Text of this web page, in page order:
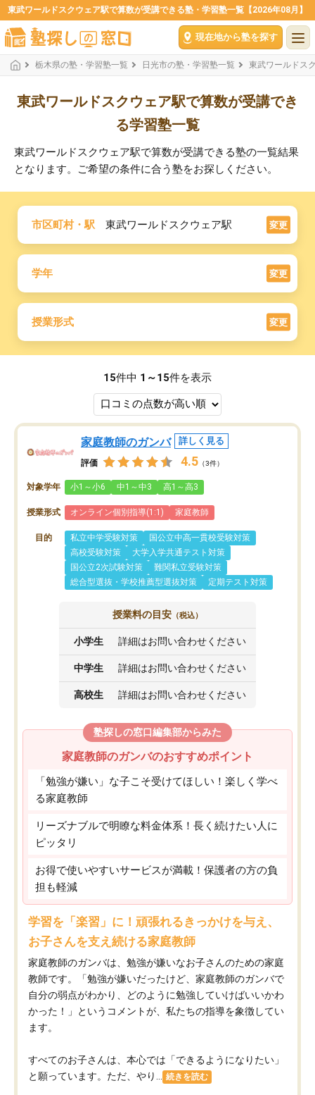
東武ワールドスクウェア駅で算数が受講できる塾・学習塾一覧【2026年08月】
現在地から塾を探す
栃木県の塾・学習塾一覧 日光市の塾・学習塾一覧 東武ワールドス
東武ワールドスクウェア駅で算数が受講でき
る学習塾一覧
東武ワールドスクウェア駅で算数が受講できる塾の一覧結果
となります。ご希望の条件に合う塾をお探しください。
市区町村・駅 東武ワールドスクウェア駅 変更
学年 変更
授業形式 変更
15件中 1～15件を表示
家庭教師のガンバ 詳しく見る
評価 4.5 （3件）
対象学年 小1～小6 中1～中3 高1～高3
授業形式 オンライン個別指導(1:1) 家庭教師
目的 私立中学受験対策
国公立中高一貫校受験対策
高校受験対策
大学入学共通テスト対策
国公立2次試験対策
難関私立受験対策
総合型選抜・学校推薦型選抜対策
定期テスト対策
授業料の目安 （税込）
小学生 詳細はお問い合わせください
中学生 詳細はお問い合わせください
高校生 詳細はお問い合わせください
塾探しの窓口編集部からみた
家庭教師のガンバのおすすめポイント
「勉強が嫌い」な子こそ受けてほしい！楽しく学べ
る家庭教師
リーズナブルで明瞭な料金体系！長く続けたい人に
ピッタリ
お得で使いやすいサービスが満載！保護者の方の負
担も軽減
学習を「楽習」に！頑張れるきっかけを与え、
お子さんを支え続ける家庭教師
家庭教師のガンバは、勉強が嫌いなお子さんのための家庭
教師です。「勉強が嫌いだったけど、家庭教師のガンバで
自分の弱点がわかり、どのように勉強していけばいいかわ
かった！」というコメントが、私たちの指導を象徴してい
ます。
すべてのお子さんは、本心では「できるようになりたい」
と願っています。ただ、やり...
続きを読む